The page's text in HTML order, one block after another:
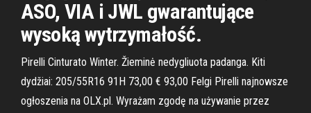
ASO, VIA i JWL gwarantujące
wysoką wytrzymałość.
Pirelli Cinturato Winter. Žieminė nedygliuota padanga. Kiti
dydžiai: 205/55R16 91H 73,00 € 93,00 Felgi Pirelli najnowsze
ogłoszenia na OLX.pl. Wyrażam zgodę na używanie przez